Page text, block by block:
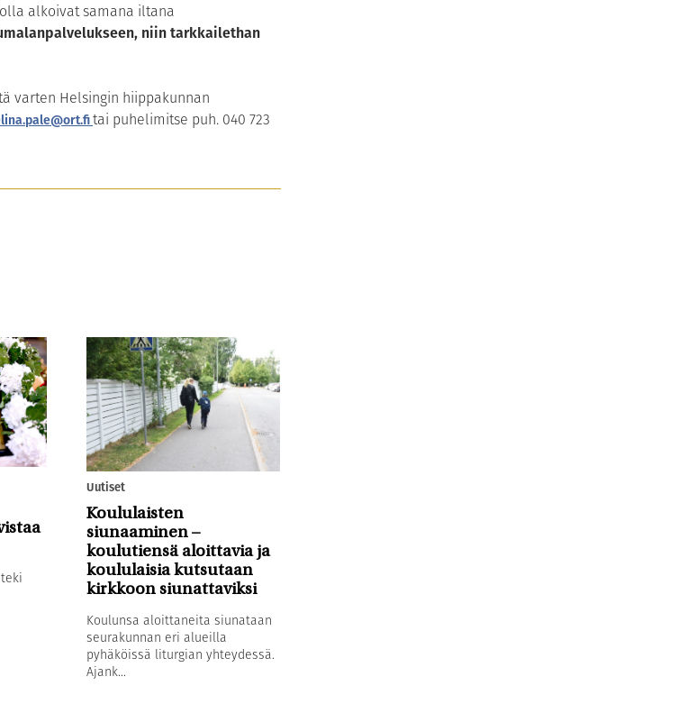
alkoivat samana iltana
niin tarkkailethan
varten Helsingin hiippakunnan
tai puhelimitse puh. 040 723
Uutiset
Koululaisten
siunaaminen –
koulutiensä aloittavia ja
koululaisia kutsutaan
kirkkoon siunattaviksi
Koulunsa aloittaneita siunataan
seurakunnan eri alueilla
pyhäköissä liturgian yhteydessä.
Ajank...